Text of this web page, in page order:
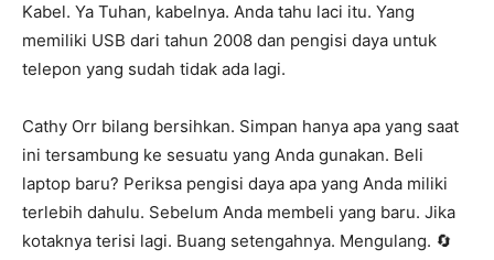
Kabel. Ya Tuhan, kabelnya. Anda tahu laci itu. Yang
memiliki USB dari tahun 2008 dan pengisi daya untuk
telepon yang sudah tidak ada lagi.
Cathy Orr bilang bersihkan. Simpan hanya apa yang saat
ini tersambung ke sesuatu yang Anda gunakan. Beli
laptop baru? Periksa pengisi daya apa yang Anda miliki
terlebih dahulu. Sebelum Anda membeli yang baru. Jika
kotaknya terisi lagi. Buang setengahnya. Mengulang. 🔄